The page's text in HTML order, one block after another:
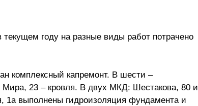
году на разные виды работ потрачено
комплексный капремонт. В шести –
23 – кровля. В двух МКД: Шестакова, 80 и
1а выполнены гидроизоляция фундамента и